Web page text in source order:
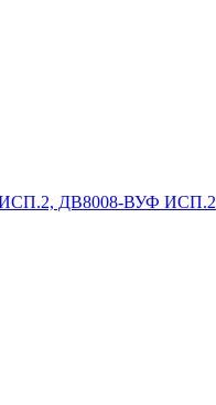
ИСП.2, ДВ8008-ВУФ ИСП.2